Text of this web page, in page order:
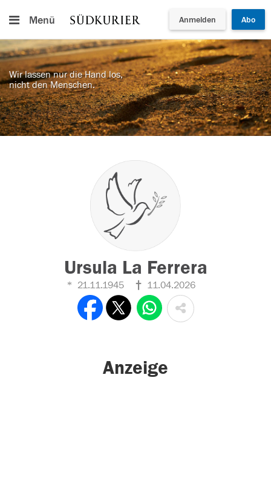
Menü Anmelden Abo
Wir lassen nur die Hand los,
nicht den Menschen.
Ursula La Ferrera
21.11.1945 11.04.2026
Anzeige